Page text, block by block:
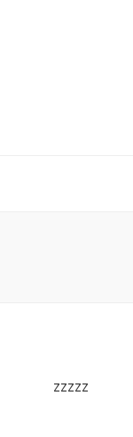
zzzzz